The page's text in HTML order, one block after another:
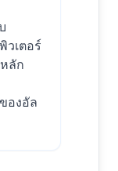
วเตอร์
ลัก
องอัล